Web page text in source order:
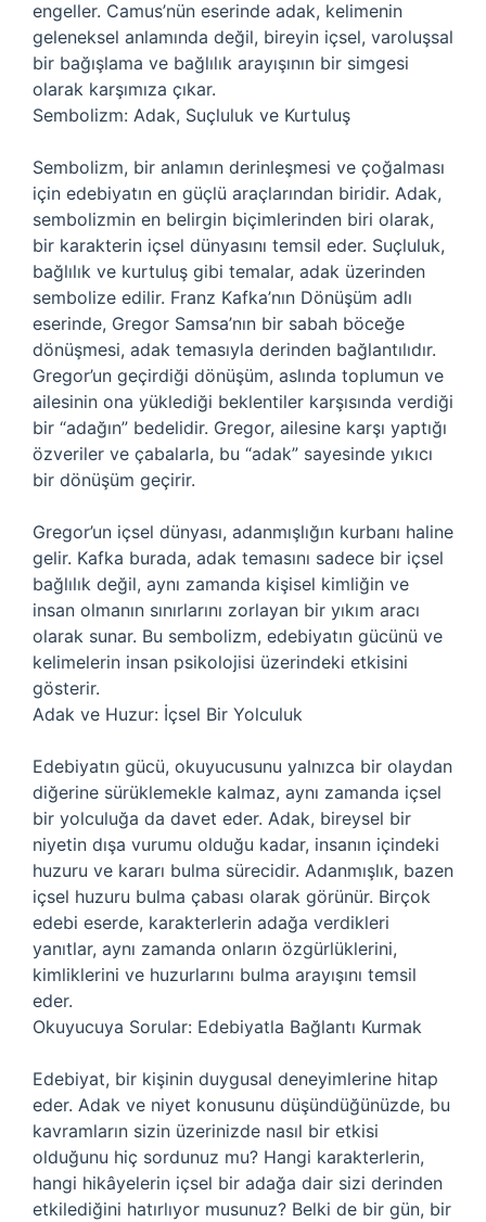
engeller. Camus’nün eserinde adak, kelimenin
geleneksel anlamında değil, bireyin içsel, varoluşsal
bir bağışlama ve bağlılık arayışının bir simgesi
olarak karşımıza çıkar.
Sembolizm: Adak, Suçluluk ve Kurtuluş
Sembolizm, bir anlamın derinleşmesi ve çoğalması
için edebiyatın en güçlü araçlarından biridir. Adak,
sembolizmin en belirgin biçimlerinden biri olarak,
bir karakterin içsel dünyasını temsil eder. Suçluluk,
bağlılık ve kurtuluş gibi temalar, adak üzerinden
sembolize edilir. Franz Kafka’nın Dönüşüm adlı
eserinde, Gregor Samsa’nın bir sabah böceğe
dönüşmesi, adak temasıyla derinden bağlantılıdır.
Gregor’un geçirdiği dönüşüm, aslında toplumun ve
ailesinin ona yüklediği beklentiler karşısında verdiği
bir “adağın” bedelidir. Gregor, ailesine karşı yaptığı
özveriler ve çabalarla, bu “adak” sayesinde yıkıcı
bir dönüşüm geçirir.
Gregor’un içsel dünyası, adanmışlığın kurbanı haline
gelir. Kafka burada, adak temasını sadece bir içsel
bağlılık değil, aynı zamanda kişisel kimliğin ve
insan olmanın sınırlarını zorlayan bir yıkım aracı
olarak sunar. Bu sembolizm, edebiyatın gücünü ve
kelimelerin insan psikolojisi üzerindeki etkisini
gösterir.
Adak ve Huzur: İçsel Bir Yolculuk
Edebiyatın gücü, okuyucusunu yalnızca bir olaydan
diğerine sürüklemekle kalmaz, aynı zamanda içsel
bir yolculuğa da davet eder. Adak, bireysel bir
niyetin dışa vurumu olduğu kadar, insanın içindeki
huzuru ve kararı bulma sürecidir. Adanmışlık, bazen
içsel huzuru bulma çabası olarak görünür. Birçok
edebi eserde, karakterlerin adağa verdikleri
yanıtlar, aynı zamanda onların özgürlüklerini,
kimliklerini ve huzurlarını bulma arayışını temsil
eder.
Okuyucuya Sorular: Edebiyatla Bağlantı Kurmak
Edebiyat, bir kişinin duygusal deneyimlerine hitap
eder. Adak ve niyet konusunu düşündüğünüzde, bu
kavramların sizin üzerinizde nasıl bir etkisi
olduğunu hiç sordunuz mu? Hangi karakterlerin,
hangi hikâyelerin içsel bir adağa dair sizi derinden
etkilediğini hatırlıyor musunuz? Belki de bir gün, bir